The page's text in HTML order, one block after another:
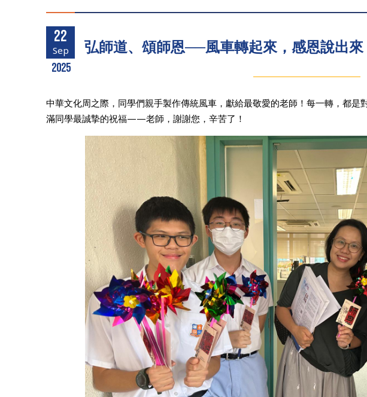
22
Sep
2025
弘師道、頌師恩──風車轉起來，感恩說出來
中華文化周之際，同學們親手製作傳統風車，獻給最敬愛的老師！每一轉，都
滿同學最誠摯的祝福——老師，謝謝您，辛苦了！